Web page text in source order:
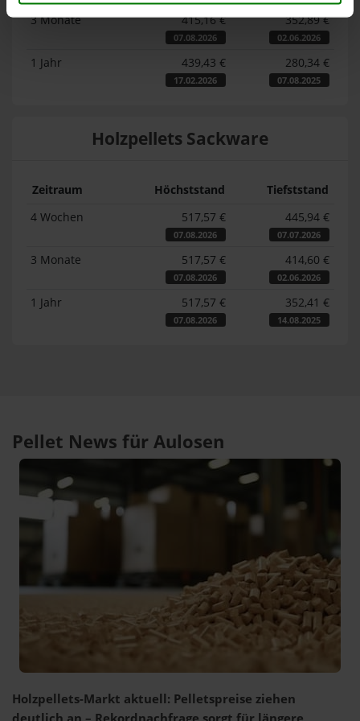
3 Monate 415,16 €
07.08.2026
352,89 €
02.06.2026
1 Jahr 439,43 €
17.02.2026
280,34 €
07.08.2025
Holzpellets Sackware
Zeitraum Höchststand
Tiefststand
4 Wochen
517,57 €
07.08.2026
445,94 €
07.07.2026
3 Monate 517,57 €
07.08.2026
414,60 €
02.06.2026
1 Jahr 517,57 €
07.08.2026
352,41 €
14.08.2025
Pellet News für Aulosen
Holzpellets-Markt aktuell: Pelletspreise ziehen